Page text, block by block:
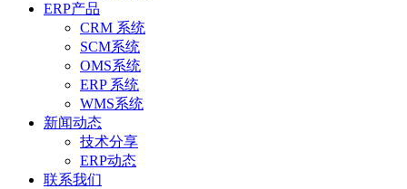
ERP产品
CRM 系统
SCM系统
OMS系统
ERP 系统
WMS系统
新闻动态
技术分享
ERP动态
联系我们